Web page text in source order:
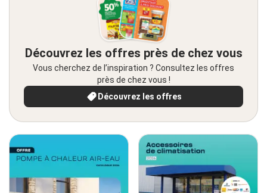
Découvrez les offres près de chez vous
Vous cherchez de l’inspiration ? Consultez les offres
près de chez vous !
Découvrez les offres